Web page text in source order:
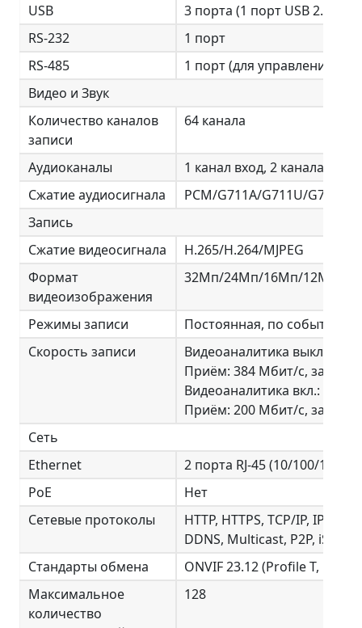
USB
3 порта (1 порт USB 2.0, 2
RS-232
1 порт
RS-485
1 порт (для управления PTZ)
Видео и Звук
Количество каналов
записи
64 канала
Аудиоканалы
1 канал вход, 2 канала
Сжатие аудиосигнала
PCM/G711A/G711U/G726
Запись
Сжатие видеосигнала
H.265/H.264/MJPEG
Формат
видеоизображения
32Мп/24Мп/16Мп/12Мп/
Режимы записи
Постоянная, по событию,
Скорость записи
Видеоаналитика выкл.:
Приём: 384 Мбит/с,
Видеоаналитика вкл.:
Приём: 200 Мбит/с,
Сеть
Ethernet
2 порта RJ-45 (10/100/1000
PoE
Нет
Сетевые протоколы
HTTP, HTTPS, TCP/IP, IPv4,
DDNS, Multicast, P2P, iSCSI
Стандарты обмена
ONVIF 23.12 (Profile T,
Максимальное
количество
128